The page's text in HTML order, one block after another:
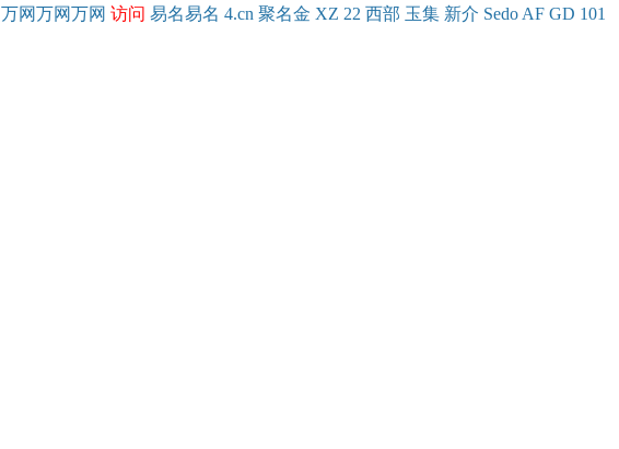
万网万网万网 访问 易名易名 4.cn 聚名金 XZ 22 西部 玉集 新介 Sedo AF GD 101